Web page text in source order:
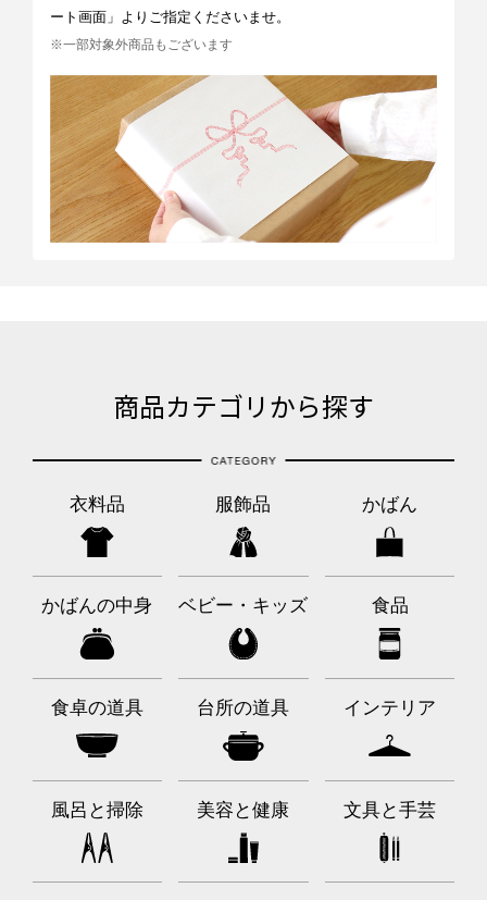
ート画面」よりご指定くださいませ。
※一部対象外商品もございます
商品カテゴリから探す
衣料品 服飾品 かばん
かばんの中身 ベビー・キッズ 食品
食卓の道具 台所の道具 インテリア
風呂と掃除 美容と健康 文具と手芸